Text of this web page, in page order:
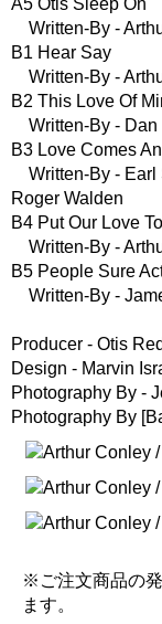
Written-By -
B1 Hear Say
Written-By -
B2 This Love Of
Written-By - Dan
B3 Love Comes
Written-By - Earl
Roger Walden
B4 Put Our Love
Written-By -
B5 People Sure
Written-By -
Producer - Otis
Design - Marvin
Photography By -
Photography By
※ご注文商品の
ます。